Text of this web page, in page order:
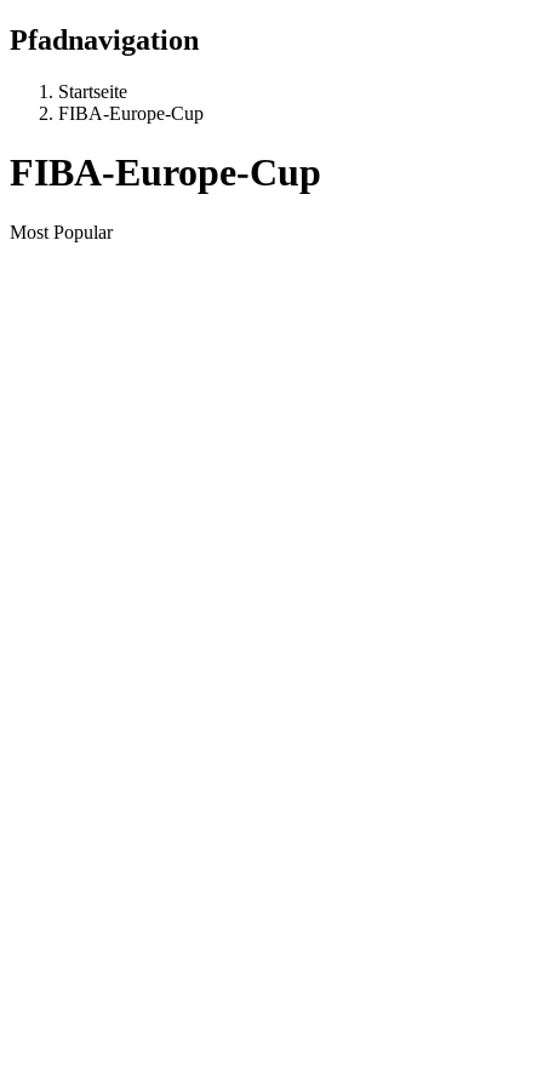
Pfadnavigation
Startseite
FIBA-Europe-Cup
FIBA-Europe-Cup
Most Popular